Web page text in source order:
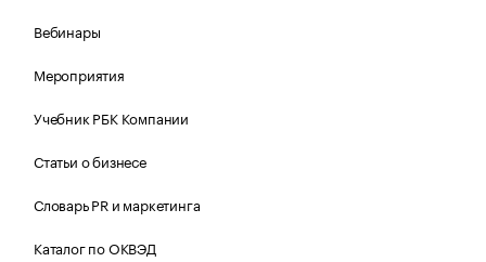
Вебинары
Мероприятия
Учебник РБК Компании
Статьи о бизнесе
Словарь PR и маркетинга
Каталог по ОКВЭД